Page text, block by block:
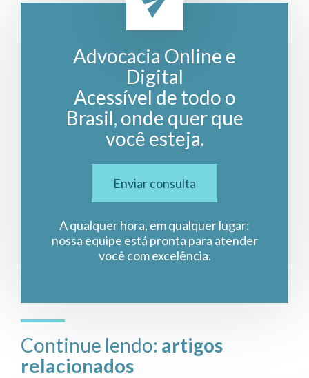
Advocacia Online e
Digital
Acessível de todo o
Brasil, onde quer que
você esteja.
Enviar consulta
A qualquer hora, em qualquer lugar:
nossa equipe está pronta para atender
você com excelência.
Continue lendo: artigos
relacionados